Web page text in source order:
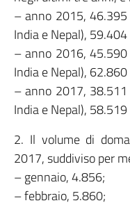
– anno 2015,
India e Nepal), 59.404
– anno 2016,
India e Nepal), 62.860
– anno 2017,
India e Nepal), 58.519
2. Il volume di
2017, suddiviso per
– gennaio, 4.856;
– febbraio, 5.860;